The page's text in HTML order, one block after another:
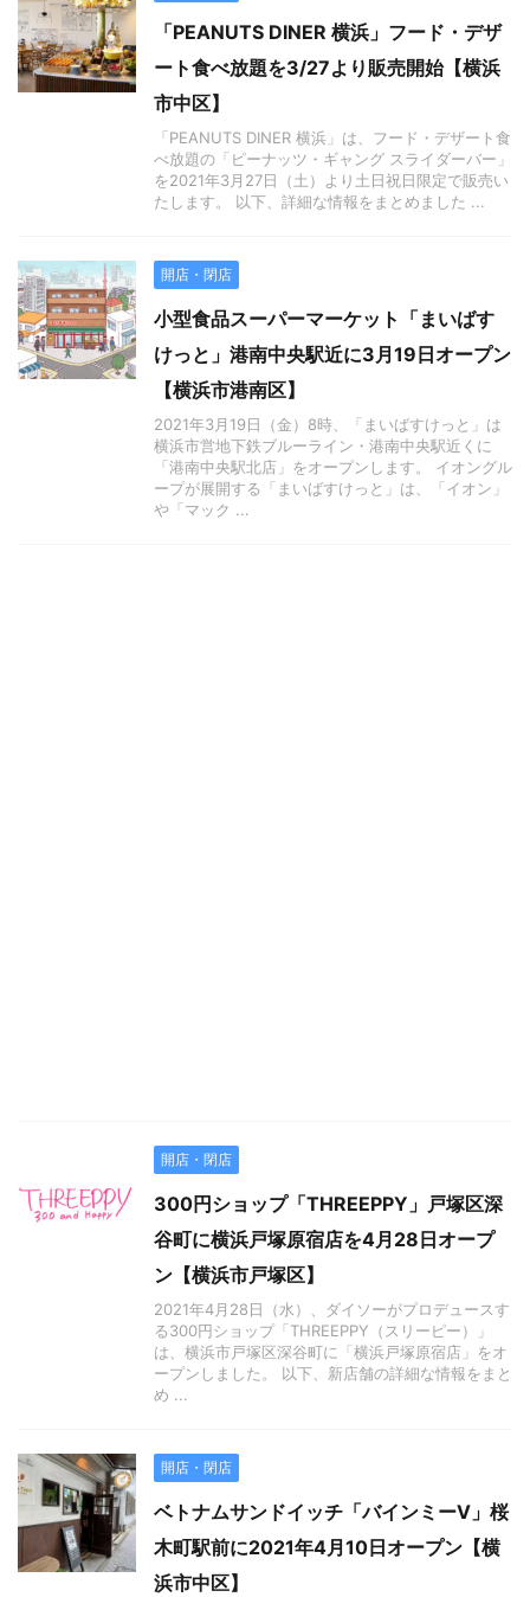
「PEANUTS DINER 横浜」フード・デザ
ート食べ放題を3/27より販売開始【横浜
市中区】
「PEANUTS DINER 横浜」は、フード・デザート食
べ放題の「ピーナッツ・ギャング スライダーバー」
を2021年3月27日（土）より土日祝日限定で販売い
たします。 以下、詳細な情報をまとめました ...
開店・閉店
小型食品スーパーマーケット「まいばす
けっと」港南中央駅近に3月19日オープン
【横浜市港南区】
2021年3月19日（金）8時、「まいばすけっと」は
横浜市営地下鉄ブルーライン・港南中央駅近くに
「港南中央駅北店」をオープンします。 イオングル
ープが展開する「まいばすけっと」は、「イオン」
や「マック ...
開店・閉店
300円ショップ「THREEPPY」戸塚区深
谷町に横浜戸塚原宿店を4月28日オープ
ン【横浜市戸塚区】
2021年4月28日（水）、ダイソーがプロデュースす
る300円ショップ「THREEPPY（スリーピー）」
は、横浜市戸塚区深谷町に「横浜戸塚原宿店」をオ
ープンしました。 以下、新店舗の詳細な情報をまと
め ...
開店・閉店
ベトナムサンドイッチ「バインミーV」桜
木町駅前に2021年4月10日オープン【横
浜市中区】